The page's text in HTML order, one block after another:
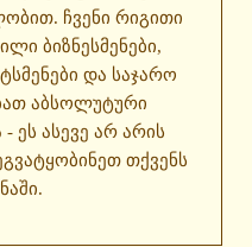
ჩვენი რიგითი
ბიზნესმენები,
და საჯარო
აბსოლუტური
ეს ასევე არ არის
თქვენს